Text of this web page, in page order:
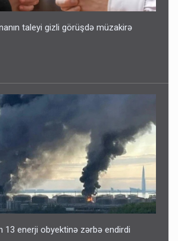
taleyi gizli görüşdə müzakirə
13 enerji obyektinə zərbə endirdi